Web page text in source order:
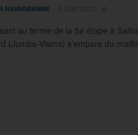
NAVARRANNE
au terme de la 5e étape à
(Jumbo-Visma) s'empare du